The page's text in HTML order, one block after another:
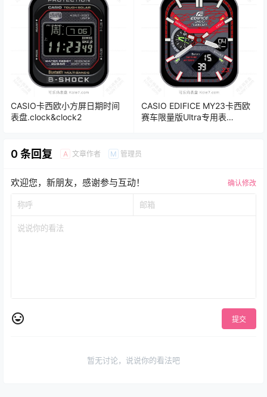
CASIO卡西欧小方屏日期时间
表盘.clock&clock2
CASIO EDIFICE MY23卡西欧
赛车限量版Ultra专用表
0 条回复 A 文章作者 M 管理员
欢迎您，新朋友，感谢参与互动！ 确认修改
提交
暂无讨论，说说你的看法吧